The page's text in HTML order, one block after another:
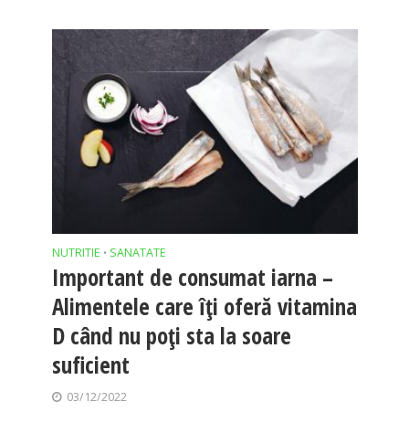
NUTRITIE • SANATATE
Important de consumat iarna –
Alimentele care îți oferă vitamina
D când nu poți sta la soare
suficient
03/12/2022